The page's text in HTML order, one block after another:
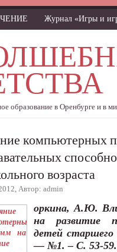
Журнал «Игры и
образование в Оренбурге и в
компьютерных
возраста
Автор: admin
оркина, А.Ю.
на развитие
детей старшего
— №1. – С. 53-59.